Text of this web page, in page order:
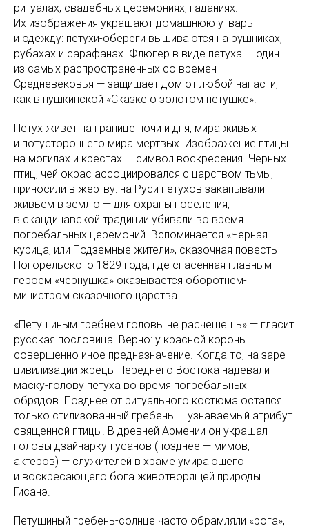
ритуалах, свадебных церемониях, гаданиях.
Их изображения украшают домашнюю утварь
и одежду: петухи-обереги вышиваются на рушниках,
рубахах и сарафанах. Флюгер в виде петуха — один
из самых распространенных со времен
Средневековья — защищает дом от любой напасти,
как в пушкинской «Сказке о золотом петушке».
Петух живет на границе ночи и дня, мира живых
и потустороннего мира мертвых. Изображение птицы
на могилах и крестах — символ воскресения. Черных
птиц, чей окрас ассоциировался с царством тьмы,
приносили в жертву: на Руси петухов закапывали
живьем в землю — для охраны поселения,
в скандинавской традиции убивали во время
погребальных церемоний. Вспоминается «Черная
курица, или Подземные жители», сказочная повесть
Погорельского 1829 года, где спасенная главным
героем «чернушка» оказывается оборотнем-
министром сказочного царства.
«Петушиным гребнем головы не расчешешь» — гласит
русская пословица. Верно: у красной короны
совершенно иное предназначение. Когда-то, на заре
цивилизации жрецы Переднего Востока надевали
маску-голову петуха во время погребальных
обрядов. Позднее от ритуального костюма остался
только стилизованный гребень — узнаваемый атрибут
священной птицы. В древней Армении он украшал
головы дзайнарку-гусанов (позднее — мимов,
актеров) — служителей в храме умирающего
и воскресающего бога животворящей природы
Гисанэ.
Петушиный гребень-солнце часто обрамляли «рога»,